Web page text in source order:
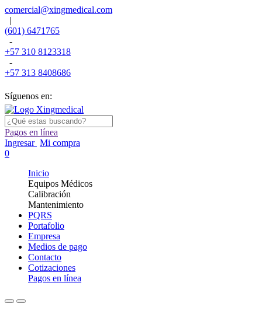
comercial@xingmedical.com
|
(601) 6471765
-
+57 310 8123318
-
+57 313 8408686
Síguenos en:
Pagos en línea
Ingresar Mi compra
0
Inicio
Equipos Médicos
Calibración
Mantenimiento
PQRS
Portafolio
Empresa
Medios de pago
Contacto
Cotizaciones
Pagos en línea